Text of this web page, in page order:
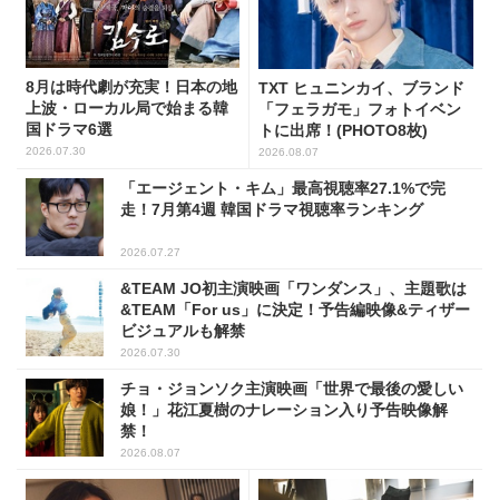
8月は時代劇が充実！日本の地
上波・ローカル局で始まる韓
国ドラマ6選
2026.07.30
TXT ヒュニンカイ、ブランド
「フェラガモ」フォトイベン
トに出席！(PHOTO8枚)
2026.08.07
「エージェント・キム」最高視聴率27.1%で完
走！7月第4週 韓国ドラマ視聴率ランキング
2026.07.27
&TEAM JO初主演映画「ワンダンス」、主題歌は
&TEAM「For us」に決定！予告編映像&ティザー
ビジュアルも解禁
2026.07.30
チョ・ジョンソク主演映画「世界で最後の愛しい
娘！」花江夏樹のナレーション入り予告映像解
禁！
2026.08.07